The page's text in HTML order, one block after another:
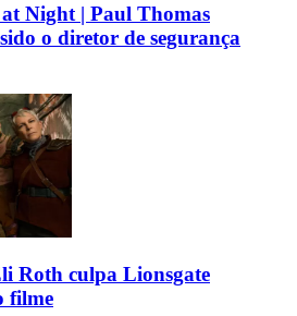
Night | Paul Thomas
o diretor de segurança
Roth culpa Lionsgate
filme